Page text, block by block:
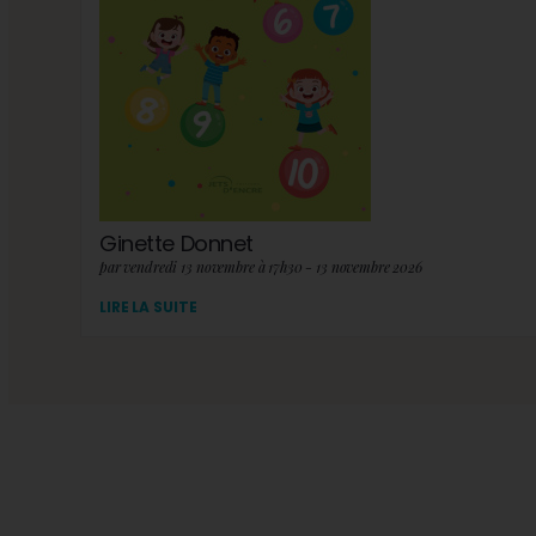
Ginette Donnet
par vendredi 13 novembre à 17h30 - 13 novembre 2026
LIRE LA SUITE